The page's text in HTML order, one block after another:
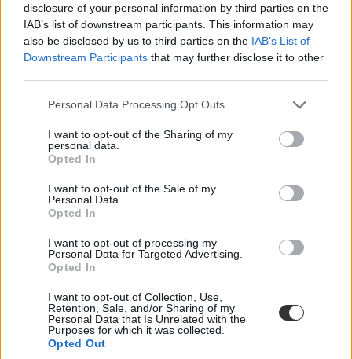
disclosure of your personal information by third parties on the
IAB’s list of downstream participants. This information may
also be disclosed by us to third parties on the IAB’s List of
Downstream Participants that may further disclose it to other
Personal Data Processing Opt Outs
I want to opt-out of the Sharing of my
personal data.
Opted In
I want to opt-out of the Sale of my
Personal Data.
Opted In
I want to opt-out of processing my
Personal Data for Targeted Advertising.
Opted In
I want to opt-out of Collection, Use,
Retention, Sale, and/or Sharing of my
Personal Data that Is Unrelated with the
Purposes for which it was collected.
Opted Out
A bizonyítvány nem azt mutatja meg, hogy egy gyerek mennyire
okos vagy milyen képességei vannak, hanem azt, hogyan teljesített
egy adott tanévben, véli Balatoni József (Jocó bácsi). A töritanár arra
is felhívta a szülők figyelmét, hogy ne osszák meg gyerekük
bizonyítványát a közösségi oldalakon.
Közoktatás
Tanfelügyelettel vagy tesztekkel kellene kiszűrni a
kudarcos iskolákat?
„Sokszor halljuk: a tanulók kudarca alapvetően az iskola kudarca.
Addig a mértékig, ameddig az iskola felelőssé tehető a tanulási
sikerekért és kudarcokért, ez bizony így van. Amíg azonban a
kudarcának Magyarországon az égvilágon semmi következménye
nincs” – olvasható az Oktpolcafé legfrissebb bejegyzésében.
Közoktatás